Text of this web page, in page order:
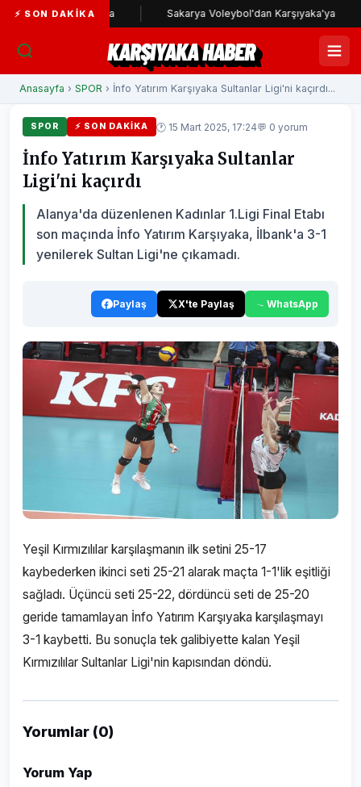
⚡ SON DAKIKA
yolunda Sakarya Voleybol'dan Karşıyaka'ya
KARŞIYAKA HABER
Anasayfa › SPOR › İnfo Yatırım Karşıyaka Sultanlar Ligi'ni kaçırdı...
SPOR ⚡ SON DAKIKA 🕐 15 Mart 2025, 17:24💬 0 yorum
İnfo Yatırım Karşıyaka Sultanlar
Ligi'ni kaçırdı
Alanya'da düzenlenen Kadınlar 1.Ligi Final Etabı
son maçında İnfo Yatırım Karşıyaka, İlbank'a 3-1
yenilerek Sultan Ligi'ne çıkamadı.
Paylaş X'te Paylaş WhatsApp
Yeşil Kırmızılılar karşılaşmanın ilk setini 25-17
kaybederken ikinci seti 25-21 alarak maçta 1-1'lik eşitliği
sağladı. Üçüncü seti 25-22, dördüncü seti de 25-20
geride tamamlayan İnfo Yatırım Karşıyaka karşılaşmayı
3-1 kaybetti. Bu sonuçla tek galibiyette kalan Yeşil
Kırmızılılar Sultanlar Ligi'nin kapısından döndü.
Yorumlar (0)
Yorum Yap